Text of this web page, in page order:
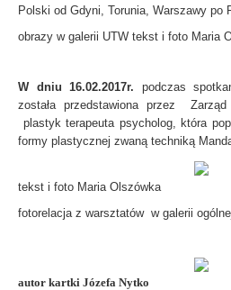
Polski od Gdyni, Torunia, Warszawy po
obrazy w galerii UTW tekst i foto Maria
W dniu 16.02.2017r. podczas
została przedstawiona przez
plastyk terapeuta psycholog, która
formy plastycznej zwaną techniką
tekst i foto Maria Olszówka
fotorelacja z warsztatów w galerii
autor kartki Józefa Nytko